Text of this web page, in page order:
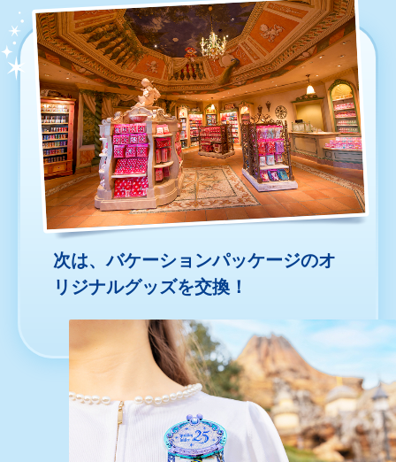
次は、バケーションパッケージのオ
リジナルグッズを交換！